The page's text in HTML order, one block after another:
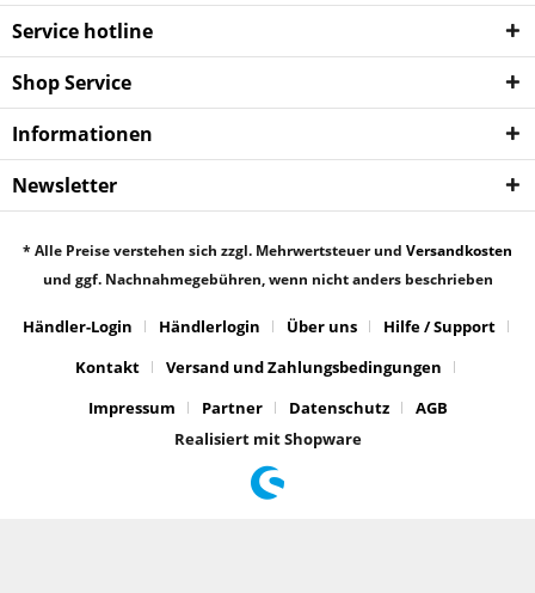
Service hotline
Shop Service
Informationen
Newsletter
* Alle Preise verstehen sich zzgl. Mehrwertsteuer und Versandkosten
und ggf. Nachnahmegebühren, wenn nicht anders beschrieben
Händler-Login Händlerlogin Über uns
Hilfe / Support
Kontakt
Versand und Zahlungsbedingungen
Impressum
Partner Datenschutz
AGB
Realisiert mit Shopware